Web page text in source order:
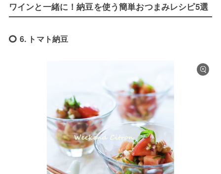
ワインと一緒に！納豆を使う簡単おつまみレシピ5選
6. トマト納豆